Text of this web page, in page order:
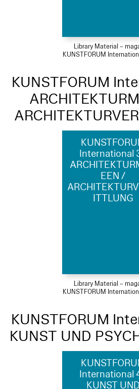
Library Material –
KUNSTFORUM
KUNSTFORUM
International
EEN /
ITTLUNG
Library Material –
KUNSTFORUM
KUNSTFORUM
KUNST UND
International
KUNST UND